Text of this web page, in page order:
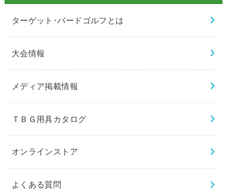
ターゲット･バードゴルフとは
大会情報
メディア掲載情報
ＴＢＧ用具カタログ
オンラインストア
よくある質問